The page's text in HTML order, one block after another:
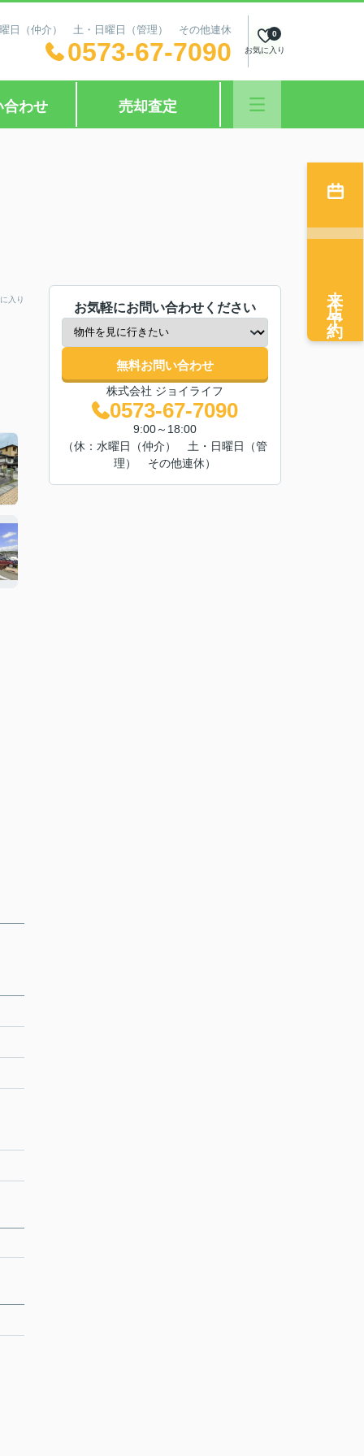
日（仲介） 土・日曜日（管理） その他連休
0573-67-7090 お気に入り
0
合わせ 売却査定
入り
お気軽にお問い合わせください
無料お問い合わせ
株式会社 ジョイライフ
0573-67-7090
9:00～18:00
（休：水曜日（仲介） 土・日曜日（管
理） その他連休）
来店予約